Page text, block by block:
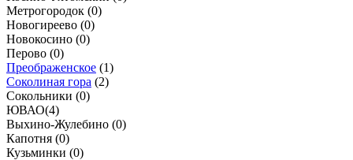
Метрогородок (0)
Новогиреево (0)
Новокосино (0)
Перово (0)
Преображенское (1)
Соколиная гора (2)
Сокольники (0)
ЮВАО(4)
Выхино-Жулебино (0)
Капотня (0)
Кузьминки (0)